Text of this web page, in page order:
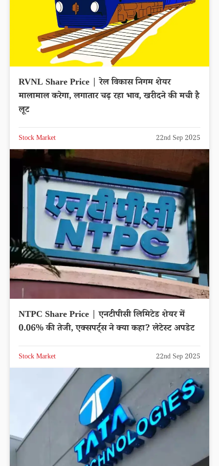
RVNL Share Price | रेल विकास निगम शेयर
मालामाल करेगा, लगातार चढ़ रहा भाव, खरीदने की मची है
लूट
Stock Market 22nd Sep 2025
NTPC Share Price | एनटीपीसी लिमिटेड शेयर में
0.06% की तेजी, एक्सपर्ट्स ने क्या कहा? लेटेस्ट अपडेट
Stock Market 22nd Sep 2025